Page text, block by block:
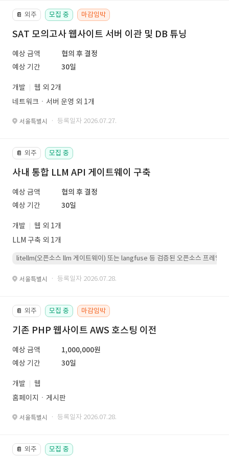
📔 외주 모집 중 마감임박
SAT 모의고사 웹사이트 서버 이관 및 DB 튜닝
예상 금액
협의 후 결정
예상 기간
30일
개발
웹 외 2개
네트워크ㆍ서버 운영 외 1개
서울특별시 · 등록일자 2026.07.27.
📔 외주 모집 중
사내 통합 LLM API 게이트웨이 구축
예상 금액
협의 후 결정
예상 기간
30일
개발
웹 외 1개
LLM 구축 외 1개
litellm(오픈소스 llm 게이트웨이) 또는 langfuse 등 검증된 오픈소스 프레임워
서울특별시 · 등록일자 2026.07.28.
📔 외주 모집 중 마감임박
기존 PHP 웹사이트 AWS 호스팅 이전
예상 금액
1,000,000원
예상 기간
30일
개발
웹
홈페이지ㆍ게시판
서울특별시 · 등록일자 2026.07.28.
📔 외주 모집 중